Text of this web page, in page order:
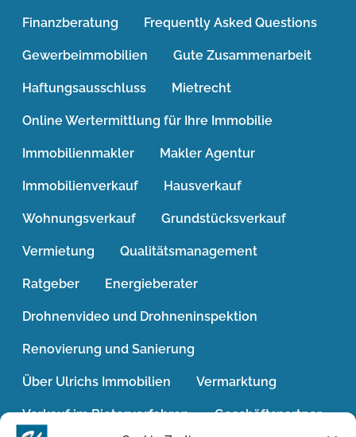
Finanzberatung Frequently Asked Questions
Gewerbeimmobilien Gute Zusammenarbeit
Haftungsausschluss Mietrecht
Online Wertermittlung für Ihre Immobilie
Immobilienmakler Makler Agentur
Immobilienverkauf Hausverkauf
Wohnungsverkauf Grundstücksverkauf
Vermietung Qualitätsmanagement
Ratgeber Energieberater
Drohnenvideo und Drohneninspektion
Renovierung und Sanierung
Über Ulrichs Immobilien Vermarktung
Verkauf im Bieterverfahren Geschäftspartner